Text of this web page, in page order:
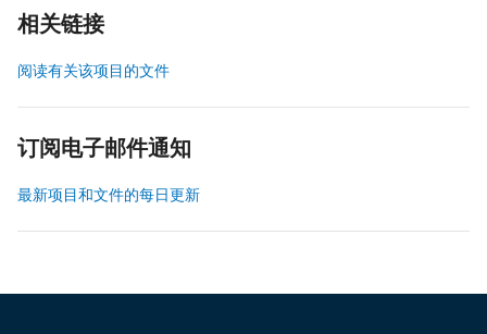
相关链接
阅读有关该项目的文件
订阅电子邮件通知
最新项目和文件的每日更新